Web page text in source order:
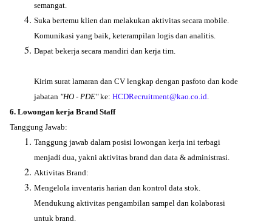
semangat.
Suka bertemu klien dan melakukan aktivitas secara mobile.
Komunikasi yang baik, keterampilan logis dan analitis.
Dapat bekerja secara mandiri dan kerja tim.
Kirim surat lamaran dan CV lengkap dengan pasfoto dan kode
jabatan "HO - PDE"ke: HCDRecruitment@kao.co.id.
6. Lowongan kerja Brand Staff
Tanggung Jawab:
Tanggung jawab dalam posisi lowongan kerja ini terbagi
menjadi dua, yakni aktivitas brand dan data & administrasi.
Aktivitas Brand:
Mengelola inventaris harian dan kontrol data stok.
Mendukung aktivitas pengambilan sampel dan kolaborasi
untuk brand.